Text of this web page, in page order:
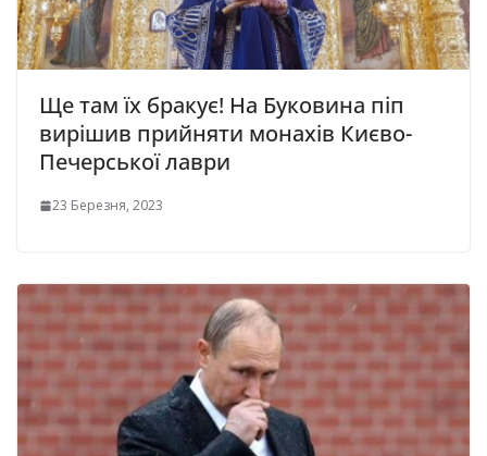
Ще там їх бракує! На Буковина піп
вирішив прийняти мoнaхів Києво-
Печерської лаври
23 Березня, 2023